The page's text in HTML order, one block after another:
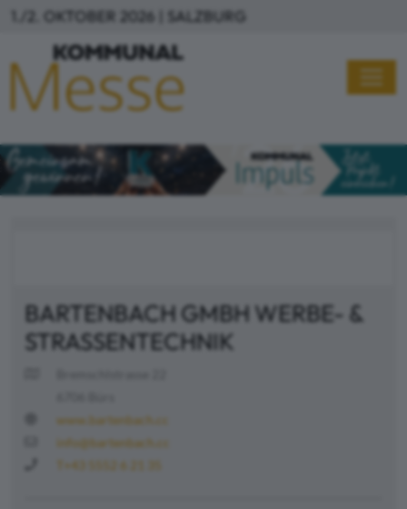
Direkt zum Inhalt
1./2. OKTOBER 2026 | SALZBURG
BARTENBACH GMBH WERBE- &
STRASSENTECHNIK
www.bartenbach.cc
info@bartenbach.cc
T+43 5552 6 21 35